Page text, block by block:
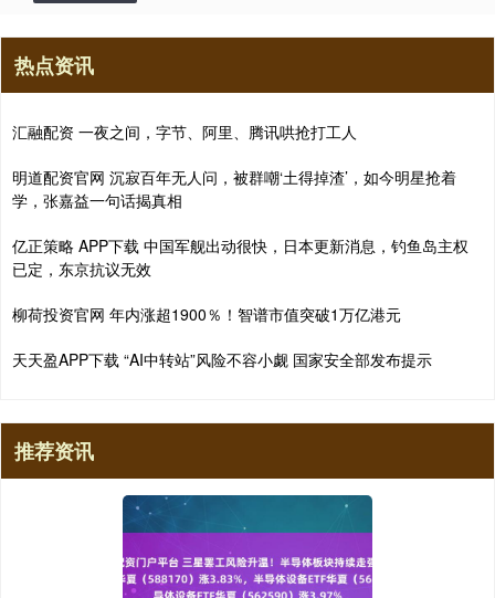
热点资讯
汇融配资 一夜之间，字节、阿里、腾讯哄抢打工人
明道配资官网 沉寂百年无人问，被群嘲‘土得掉渣’，如今明星抢着
学，张嘉益一句话揭真相
亿正策略 APP下载 中国军舰出动很快，日本更新消息，钓鱼岛主权
已定，东京抗议无效
柳荷投资官网 年内涨超1900％！智谱市值突破1万亿港元
天天盈APP下载 “AI中转站”风险不容小觑 国家安全部发布提示
推荐资讯